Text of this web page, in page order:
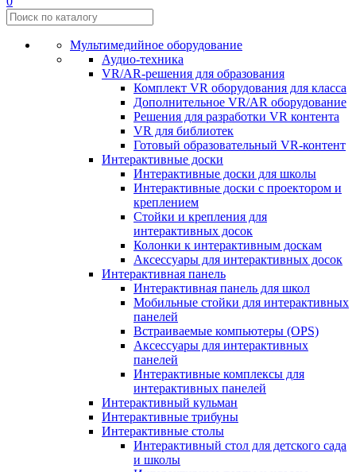
Мультимедийное оборудование
Аудио-техника
VR/AR-решения для образования
Комплект VR оборудования для класса
Дополнительное VR/AR оборудование
Решения для разработки VR контента
VR для библиотек
Готовый образовательный VR-контент
Интерактивные доски
Интерактивные доски для школы
Интерактивные доски с проектором и
креплением
Стойки и крепления для
интерактивных досок
Колонки к интерактивным доскам
Аксессуары для интерактивных досок
Интерактивная панель
Интерактивная панель для школ
Мобильные стойки для интерактивных
панелей
Встраиваемые компьютеры (OPS)
Аксессуары для интерактивных
панелей
Интерактивные комплексы для
интерактивных панелей
Интерактивный кульман
Интерактивные трибуны
Интерактивные столы
Интерактивный стол для детского сада
и школы